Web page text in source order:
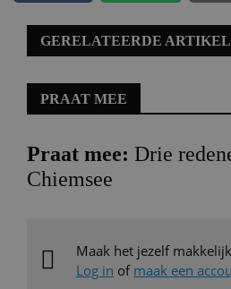
GERELATEERDE
PRAAT MEE
Praat mee: Drie
Chiemsee
Maak het jezelf
Log in of maak een